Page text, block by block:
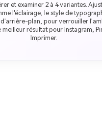
et examiner 2 à 4 variantes.
l'éclairage, le style de
plan, pour verrouiller
meilleur résultat pour Instagram,
Imprimer.